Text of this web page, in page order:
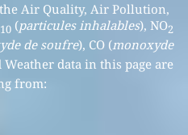
Air Quality, Air Pollution,
10(particules inhalables), NO2
de soufre), CO (monoxyde
Weather data in this page are
from: